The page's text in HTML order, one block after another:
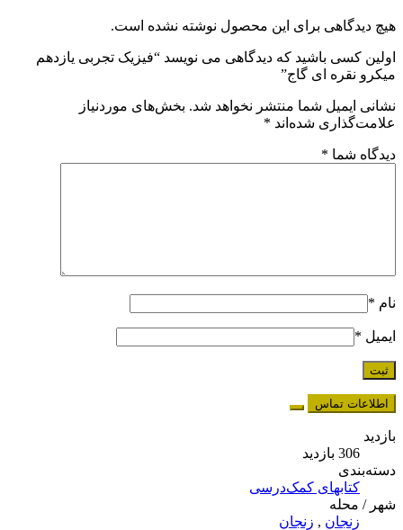
هیچ دیدگاهی برای این محصول نوشته نشده است.
اولین کسی باشید که دیدگاهی می نویسد “فیزیک تجربی یازدهم
میکرو نقره ای گاج”
نشانی ایمیل شما منتشر نخواهد شد.بخش‌های موردنیاز
علامت‌گذاری شده‌اند *
دیدگاه شما *
نام *
ایمیل *
اطلاعات تماس
بازدید
306 بازدید
دسته‌بندی
کتابهای کمک‌درسی
شهر / محله
زنجان, زنجان